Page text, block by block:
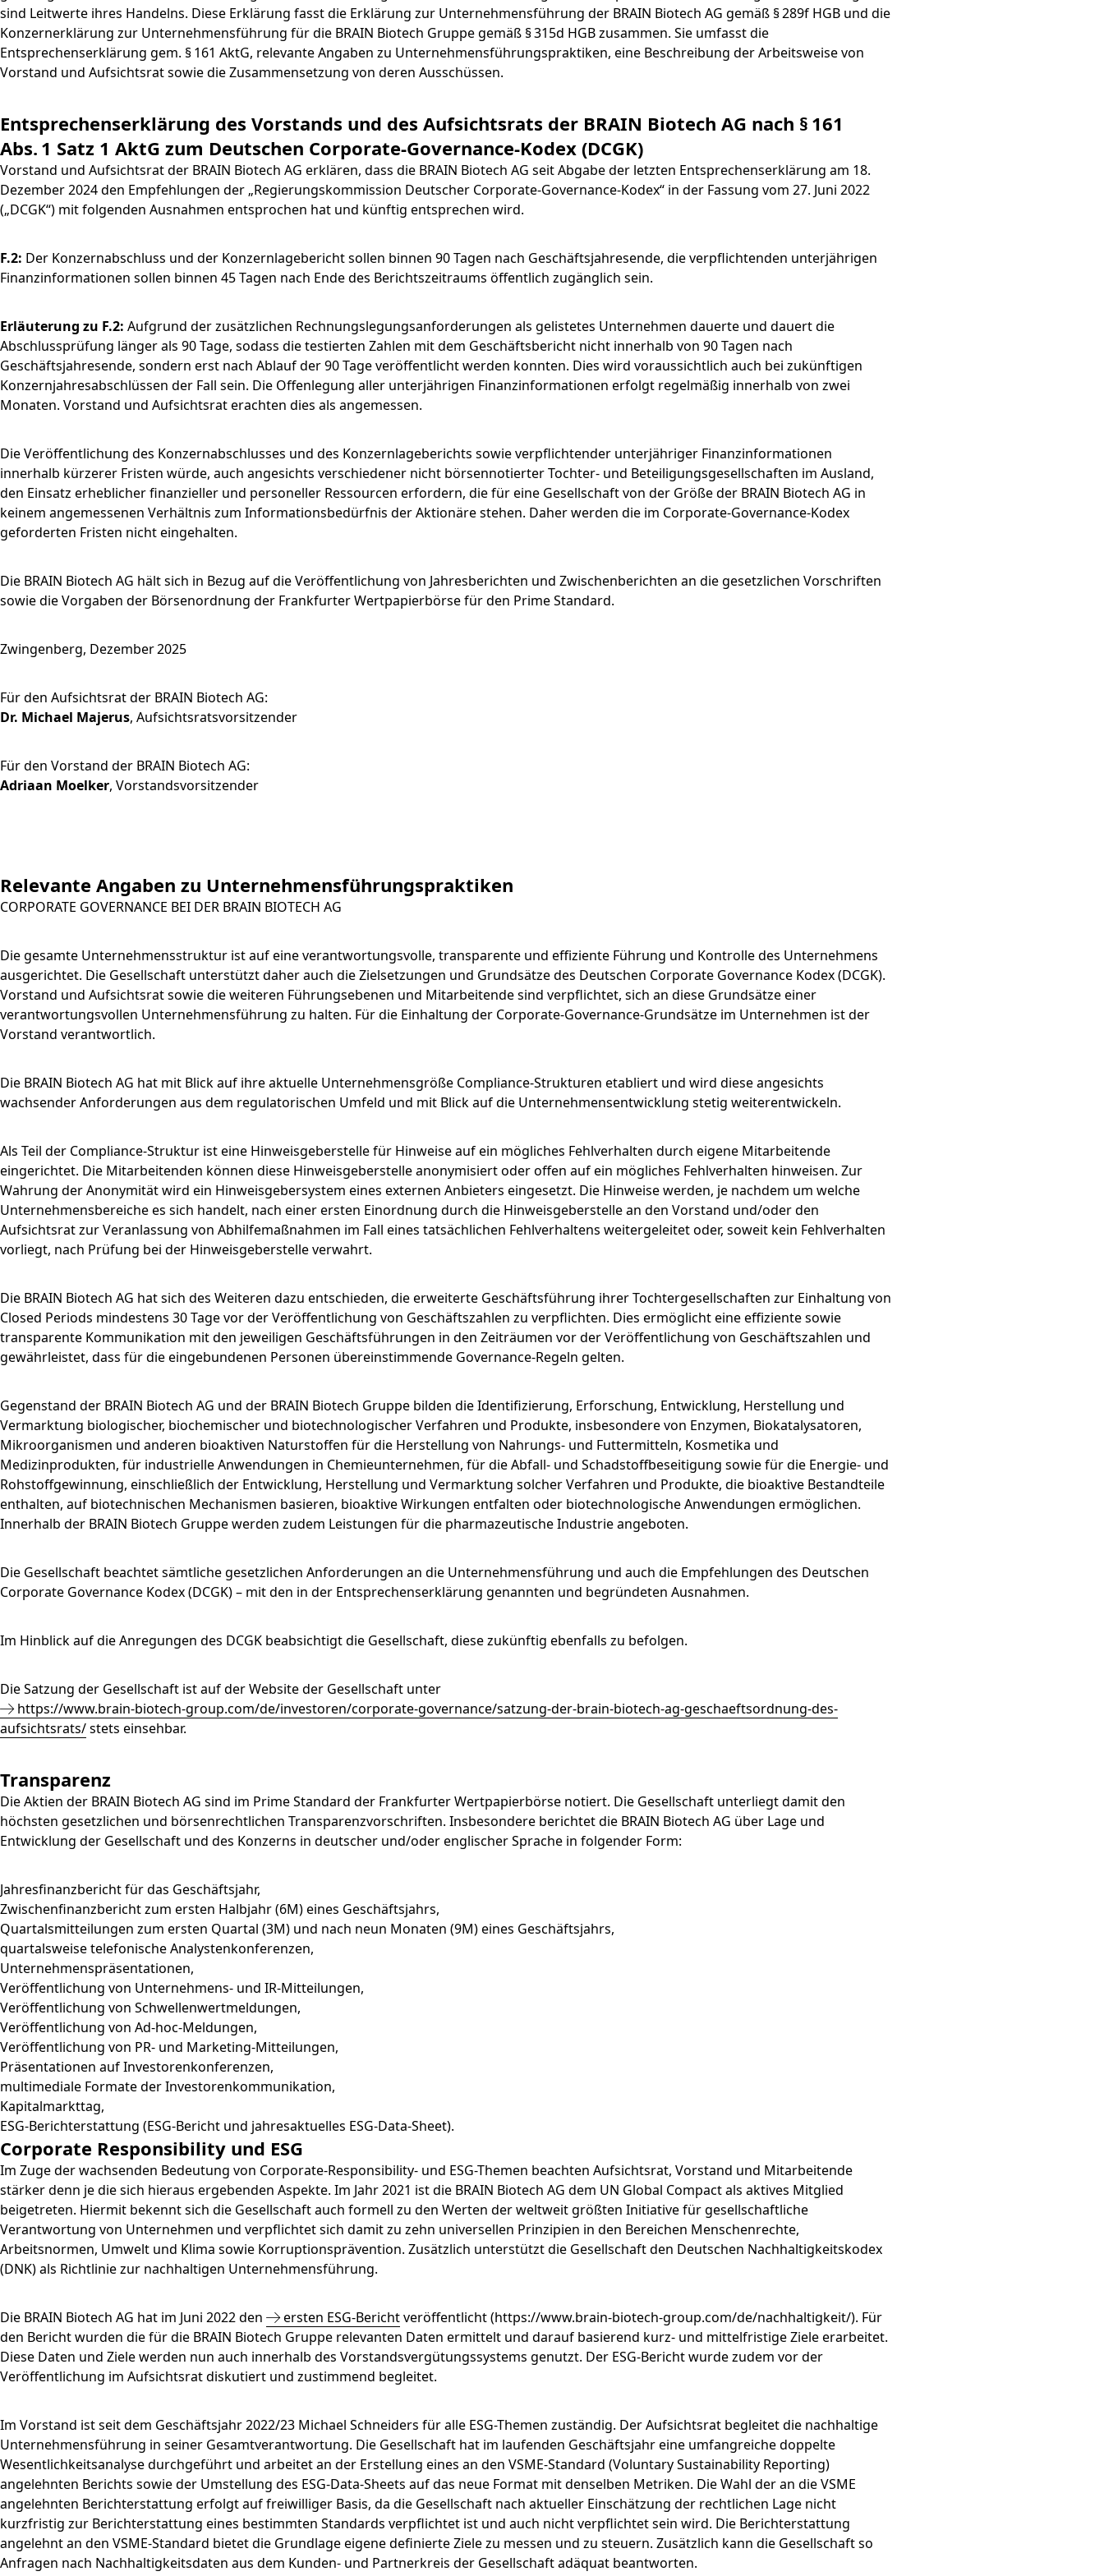
Inhaltsstoffe
Forschung und Entwicklung
Menü schließen
Produktion, Veredelung & Vertrieb
Menü schließen
MÄRKTE
Lebensmittel & Getränke
Umwelt
Menü schließen
Pipeline
Unternehmensgeschichte
Kontakt
Menü schließen
Segmente
Menü schließen
Vorstand
ERKLÄRUNG ZUR
UNTERNEHMENSFÜHRUNG
Entsprechenserklärung 2025
Unternehmenssatzung und
Menü schließen
FINANZPUBLIKATIONEN &
FINANZKALENDER
Finanzberichte
Präsentationen & Videos
Investoren-Events
Kapitalmarkttag
Glossar
Menü schließen
Submenü öffnen:
Hauptversammlung
Hauptversammlung 2026
Archiv
Informationsanforderung
Menü schließen
Download
Nachhaltigkeitsbericht & ESG-
Menü schließen
sind Leitwerte ihres Handelns. Diese Erklärung fasst die Erklärung zur Unternehmensführung der BRAIN Biotech AG gemäß § 289f HGB und die
Konzernerklärung zur Unternehmensführung für die BRAIN Biotech Gruppe gemäß § 315d HGB zusammen. Sie umfasst die
Entsprechenserklärung gem. § 161 AktG, relevante Angaben zu Unternehmensführungspraktiken, eine Beschreibung der Arbeitsweise von
Vorstand und Aufsichtsrat sowie die Zusammensetzung von deren Ausschüssen.
Entsprechenserklärung des Vorstands und des Aufsichtsrats der BRAIN Biotech AG nach § 161
Abs. 1 Satz 1 AktG zum Deutschen Corporate-Governance-Kodex (DCGK)
Vorstand und Aufsichtsrat der BRAIN Biotech AG erklären, dass die BRAIN Biotech AG seit Abgabe der letzten Entsprechenserklärung am 18.
Dezember 2024 den Empfehlungen der „Regierungskommission Deutscher Corporate-Governance-Kodex“ in der Fassung vom 27. Juni 2022
(„DCGK“) mit folgenden Ausnahmen entsprochen hat und künftig entsprechen wird.
F.2: Der Konzernabschluss und der Konzernlagebericht sollen binnen 90 Tagen nach Geschäftsjahresende, die verpflichtenden unterjährigen
Finanzinformationen sollen binnen 45 Tagen nach Ende des Berichtszeitraums öffentlich zugänglich sein.
Erläuterung zu F.2: Aufgrund der zusätzlichen Rechnungslegungsanforderungen als gelistetes Unternehmen dauerte und dauert die
Abschlussprüfung länger als 90 Tage, sodass die testierten Zahlen mit dem Geschäftsbericht nicht innerhalb von 90 Tagen nach
Geschäftsjahresende, sondern erst nach Ablauf der 90 Tage veröffentlicht werden konnten. Dies wird voraussichtlich auch bei zukünftigen
Konzernjahresabschlüssen der Fall sein. Die Offenlegung aller unterjährigen Finanzinformationen erfolgt regelmäßig innerhalb von zwei
Monaten. Vorstand und Aufsichtsrat erachten dies als angemessen.
Die Veröffentlichung des Konzernabschlusses und des Konzernlageberichts sowie verpflichtender unterjähriger Finanzinformationen
innerhalb kürzerer Fristen würde, auch angesichts verschiedener nicht börsennotierter Tochter- und Beteiligungsgesellschaften im Ausland,
den Einsatz erheblicher finanzieller und personeller Ressourcen erfordern, die für eine Gesellschaft von der Größe der BRAIN Biotech AG in
keinem angemessenen Verhältnis zum Informationsbedürfnis der Aktionäre stehen. Daher werden die im Corporate-Governance-Kodex
geforderten Fristen nicht eingehalten.
Die BRAIN Biotech AG hält sich in Bezug auf die Veröffentlichung von Jahresberichten und Zwischenberichten an die gesetzlichen Vorschriften
sowie die Vorgaben der Börsenordnung der Frankfurter Wertpapierbörse für den Prime Standard.
Zwingenberg, Dezember 2025
Für den Aufsichtsrat der BRAIN Biotech AG:
Dr. Michael Majerus, Aufsichtsratsvorsitzender
Für den Vorstand der BRAIN Biotech AG:
Adriaan Moelker, Vorstandsvorsitzender
Relevante Angaben zu Unternehmensführungspraktiken
CORPORATE GOVERNANCE BEI DER BRAIN BIOTECH AG
Die gesamte Unternehmensstruktur ist auf eine verantwortungsvolle, transparente und effiziente Führung und Kontrolle des Unternehmens
ausgerichtet. Die Gesellschaft unterstützt daher auch die Zielsetzungen und Grundsätze des Deutschen Corporate Governance Kodex (DCGK).
Vorstand und Aufsichtsrat sowie die weiteren Führungsebenen und Mitarbeitende sind verpflichtet, sich an diese Grundsätze einer
verantwortungsvollen Unternehmensführung zu halten. Für die Einhaltung der Corporate-Governance-Grundsätze im Unternehmen ist der
Vorstand verantwortlich.
Die BRAIN Biotech AG hat mit Blick auf ihre aktuelle Unternehmensgröße Compliance-Strukturen etabliert und wird diese angesichts
wachsender Anforderungen aus dem regulatorischen Umfeld und mit Blick auf die Unternehmensentwicklung stetig weiterentwickeln.
Als Teil der Compliance-Struktur ist eine Hinweisgeberstelle für Hinweise auf ein mögliches Fehlverhalten durch eigene Mitarbeitende
eingerichtet. Die Mitarbeitenden können diese Hinweisgeberstelle anonymisiert oder offen auf ein mögliches Fehlverhalten hinweisen. Zur
Wahrung der Anonymität wird ein Hinweisgebersystem eines externen Anbieters eingesetzt. Die Hinweise werden, je nachdem um welche
Unternehmensbereiche es sich handelt, nach einer ersten Einordnung durch die Hinweisgeberstelle an den Vorstand und/oder den
Aufsichtsrat zur Veranlassung von Abhilfemaßnahmen im Fall eines tatsächlichen Fehlverhaltens weitergeleitet oder, soweit kein Fehlverhalten
vorliegt, nach Prüfung bei der Hinweisgeberstelle verwahrt.
Die BRAIN Biotech AG hat sich des Weiteren dazu entschieden, die erweiterte Geschäftsführung ihrer Tochtergesellschaften zur Einhaltung von
Closed Periods mindestens 30 Tage vor der Veröffentlichung von Geschäftszahlen zu verpflichten. Dies ermöglicht eine effiziente sowie
transparente Kommunikation mit den jeweiligen Geschäftsführungen in den Zeiträumen vor der Veröffentlichung von Geschäftszahlen und
gewährleistet, dass für die eingebundenen Personen übereinstimmende Governance-Regeln gelten.
Gegenstand der BRAIN Biotech AG und der BRAIN Biotech Gruppe bilden die Identifizierung, Erforschung, Entwicklung, Herstellung und
Vermarktung biologischer, biochemischer und biotechnologischer Verfahren und Produkte, insbesondere von Enzymen, Biokatalysatoren,
Mikroorganismen und anderen bioaktiven Naturstoffen für die Herstellung von Nahrungs- und Futtermitteln, Kosmetika und
Medizinprodukten, für industrielle Anwendungen in Chemieunternehmen, für die Abfall- und Schadstoffbeseitigung sowie für die Energie- und
Rohstoffgewinnung, einschließlich der Entwicklung, Herstellung und Vermarktung solcher Verfahren und Produkte, die bioaktive Bestandteile
enthalten, auf biotechnischen Mechanismen basieren, bioaktive Wirkungen entfalten oder biotechnologische Anwendungen ermöglichen.
Innerhalb der BRAIN Biotech Gruppe werden zudem Leistungen für die pharmazeutische Industrie angeboten.
Die Gesellschaft beachtet sämtliche gesetzlichen Anforderungen an die Unternehmensführung und auch die Empfehlungen des Deutschen
Corporate Governance Kodex (DCGK) – mit den in der Entsprechenserklärung genannten und begründeten Ausnahmen.
Im Hinblick auf die Anregungen des DCGK beabsichtigt die Gesellschaft, diese zukünftig ebenfalls zu befolgen.
Die Satzung der Gesellschaft ist auf der Website der Gesellschaft unter
https://www.brain-biotech-group.com/de/investoren/corporate-governance/satzung-der-brain-biotech-ag-geschaeftsordnung-des-
aufsichtsrats/stets einsehbar.
Transparenz
Die Aktien der BRAIN Biotech AG sind im Prime Standard der Frankfurter Wertpapierbörse notiert. Die Gesellschaft unterliegt damit den
höchsten gesetzlichen und börsenrechtlichen Transparenzvorschriften. Insbesondere berichtet die BRAIN Biotech AG über Lage und
Entwicklung der Gesellschaft und des Konzerns in deutscher und/oder englischer Sprache in folgender Form:
Jahresfinanzbericht für das Geschäftsjahr,
Zwischenfinanzbericht zum ersten Halbjahr (6M) eines Geschäftsjahrs,
Quartalsmitteilungen zum ersten Quartal (3M) und nach neun Monaten (9M) eines Geschäftsjahrs,
quartalsweise telefonische Analystenkonferenzen,
Unternehmenspräsentationen,
Veröffentlichung von Unternehmens- und IR-Mitteilungen,
Veröffentlichung von Schwellenwertmeldungen,
Veröffentlichung von Ad-hoc-Meldungen,
Veröffentlichung von PR- und Marketing-Mitteilungen,
Präsentationen auf Investorenkonferenzen,
multimediale Formate der Investorenkommunikation,
Kapitalmarkttag,
ESG-Berichterstattung (ESG-Bericht und jahresaktuelles ESG-Data-Sheet).
Corporate Responsibility und ESG
Im Zuge der wachsenden Bedeutung von Corporate-Responsibility- und ESG-Themen beachten Aufsichtsrat, Vorstand und Mitarbeitende
stärker denn je die sich hieraus ergebenden Aspekte. Im Jahr 2021 ist die BRAIN Biotech AG dem UN Global Compact als aktives Mitglied
beigetreten. Hiermit bekennt sich die Gesellschaft auch formell zu den Werten der weltweit größten Initiative für gesellschaftliche
Verantwortung von Unternehmen und verpflichtet sich damit zu zehn universellen Prinzipien in den Bereichen Menschenrechte,
Arbeitsnormen, Umwelt und Klima sowie Korruptionsprävention. Zusätzlich unterstützt die Gesellschaft den Deutschen Nachhaltigkeitskodex
(DNK) als Richtlinie zur nachhaltigen Unternehmensführung.
Die BRAIN Biotech AG hat im Juni 2022 den ersten ESG-Berichtveröffentlicht (https://www.brain-biotech-group.com/de/nachhaltigkeit/). Für
den Bericht wurden die für die BRAIN Biotech Gruppe relevanten Daten ermittelt und darauf basierend kurz- und mittelfristige Ziele erarbeitet.
Diese Daten und Ziele werden nun auch innerhalb des Vorstandsvergütungssystems genutzt. Der ESG-Bericht wurde zudem vor der
Veröffentlichung im Aufsichtsrat diskutiert und zustimmend begleitet.
Im Vorstand ist seit dem Geschäftsjahr 2022/23 Michael Schneiders für alle ESG-Themen zuständig. Der Aufsichtsrat begleitet die nachhaltige
Unternehmensführung in seiner Gesamtverantwortung. Die Gesellschaft hat im laufenden Geschäftsjahr eine umfangreiche doppelte
Wesentlichkeitsanalyse durchgeführt und arbeitet an der Erstellung eines an den VSME-Standard (Voluntary Sustainability Reporting)
angelehnten Berichts sowie der Umstellung des ESG-Data-Sheets auf das neue Format mit denselben Metriken. Die Wahl der an die VSME
angelehnten Berichterstattung erfolgt auf freiwilliger Basis, da die Gesellschaft nach aktueller Einschätzung der rechtlichen Lage nicht
kurzfristig zur Berichterstattung eines bestimmten Standards verpflichtet ist und auch nicht verpflichtet sein wird. Die Berichterstattung
angelehnt an den VSME-Standard bietet die Grundlage eigene definierte Ziele zu messen und zu steuern. Zusätzlich kann die Gesellschaft so
Anfragen nach Nachhaltigkeitsdaten aus dem Kunden- und Partnerkreis der Gesellschaft adäquat beantworten.